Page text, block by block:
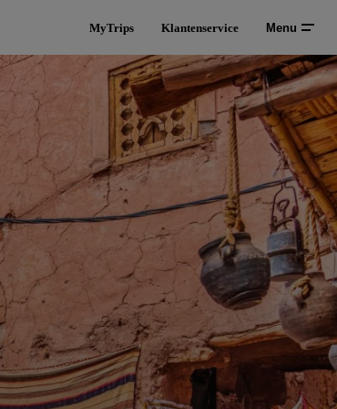
MyTrips Klantenservice Menu